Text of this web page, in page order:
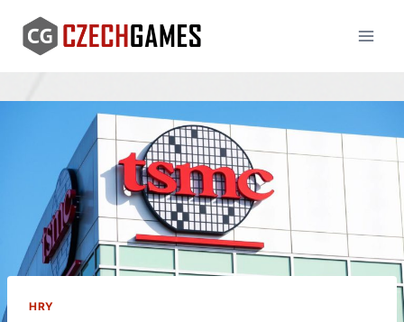
content
HRY